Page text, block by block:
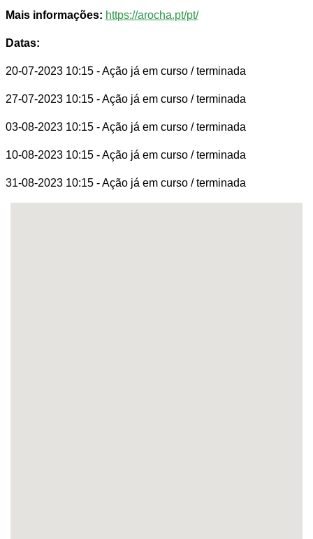
Mais informações: https://arocha.pt/pt/
Datas:
20-07-2023 10:15 - Ação já em curso / terminada
27-07-2023 10:15 - Ação já em curso / terminada
03-08-2023 10:15 - Ação já em curso / terminada
10-08-2023 10:15 - Ação já em curso / terminada
31-08-2023 10:15 - Ação já em curso / terminada